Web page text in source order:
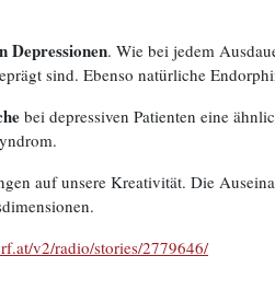
Depressionen. Wie bei jedem
sind. Ebenso natürliche
bei depressiven Patienten eine
auf unsere Kreativität. Die
v2/radio/stories/2779646/